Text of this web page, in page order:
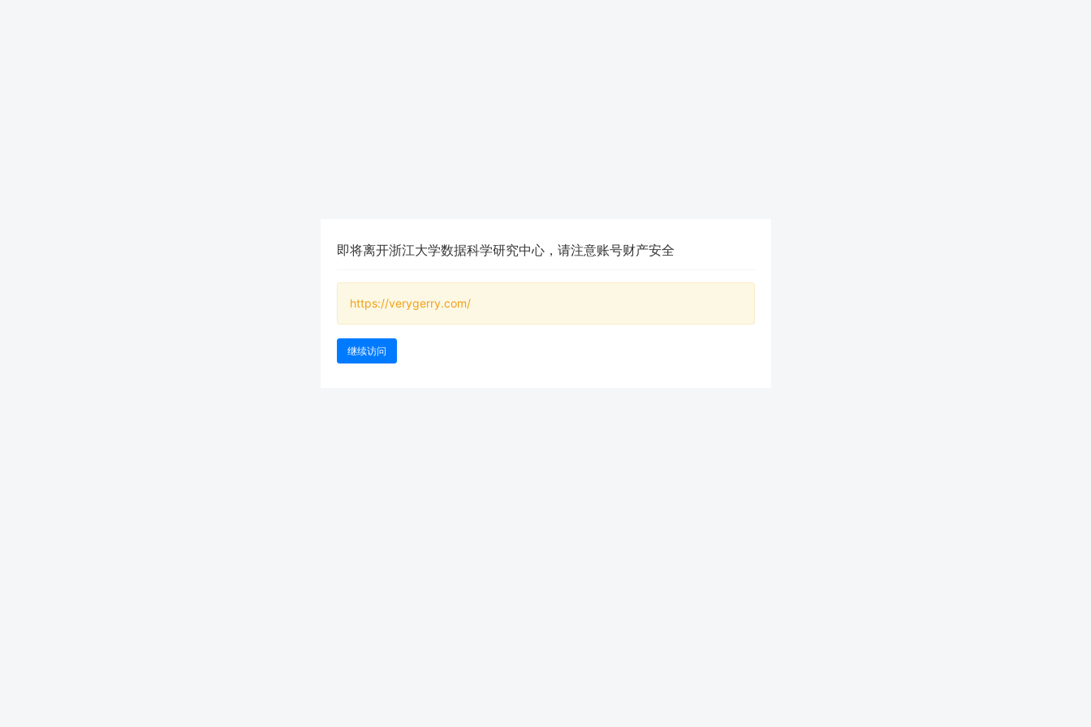
即将离开浙江大学数据科学研究中心，请注意账号财产安全
https://verygerry.com/
继续访问